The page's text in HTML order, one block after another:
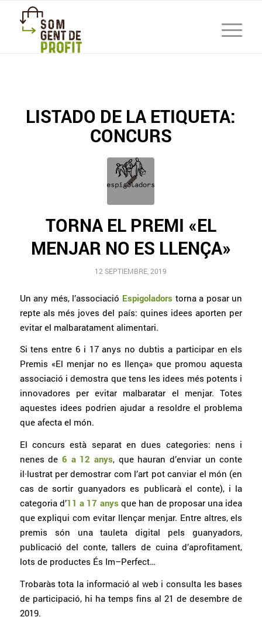
LISTADO DE LA ETIQUETA:
CONCURS
TORNA EL PREMI «EL
MENJAR NO ES LLENÇA»
12 SEPTIEMBRE, 2019
Un any més, l’associació Espigoladors torna a posar un
repte als més joves del país: quines idees aporten per
evitar el malbaratament alimentari.
Si tens entre 6 i 17 anys no dubtis a participar en els
Premis «El menjar no es llença» que promou aquesta
associació i demostra que tens les idees més potents i
innovadores per evitar malbaratar el menjar. Totes
aquestes idees podrien ajudar a resoldre el problema
que afecta el món.
El concurs està separat en dues categories: nens i
nenes de 6 a 12 anys, que hauran d’enviar un conte
il·lustrat per demostrar com l’art pot canviar el món (en
cas de sortir guanyadors es publicarà el conte), i la
categoria d’11 a 17 anys que han de proposar una idea
que expliqui com evitar llençar menjar. Entre altres, els
premis són una tauleta digital pels guanyadors,
publicació del conte, tallers de cuina d’aprofitament,
lots de productes És Im–Perfect…
Trobaràs tota la informació al web i consulta les bases
de participació, hi ha temps fins al 21 de desembre de
2019.